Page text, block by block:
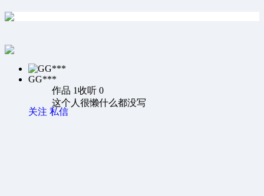
GG***
作品 1收听 0
这个人很懒什么都没写
关注 私信